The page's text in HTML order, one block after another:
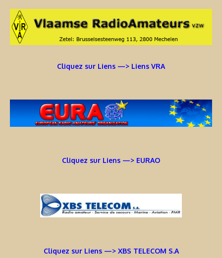
Cliquez sur Liens —> Liens VRA
Cliquez sur Liens —> EURAO
Cliquez sur Liens —> XBS TELECOM S.A